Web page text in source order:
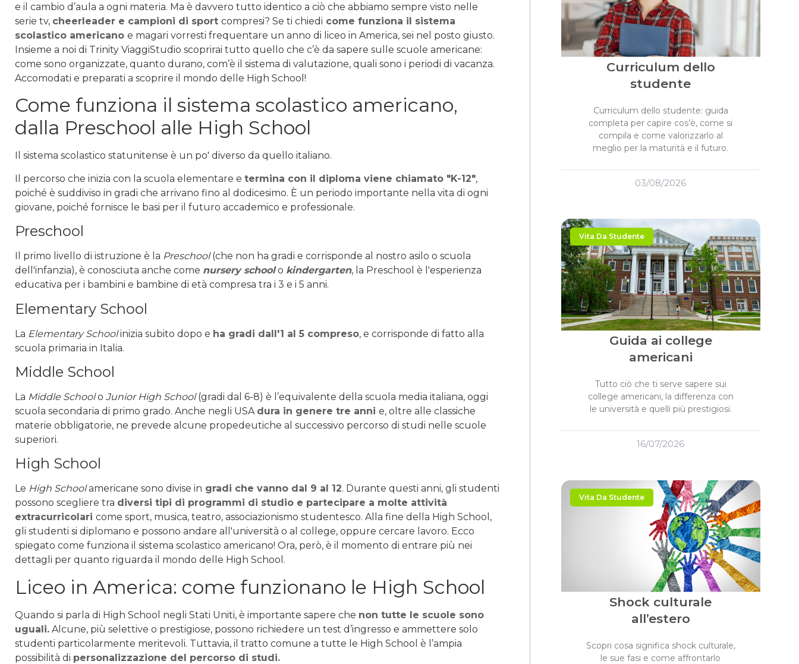
e il cambio d’aula a ogni materia. Ma è davvero tutto identico a ciò che abbiamo sempre visto nelle
serie tv, cheerleader e campioni di sport compresi? Se ti chiedi come funziona il sistema
scolastico americano e magari vorresti frequentare un anno di liceo in America, sei nel posto giusto.
Insieme a noi di Trinity ViaggiStudio scoprirai tutto quello che c’è da sapere sulle scuole americane:
come sono organizzate, quanto durano, com’è il sistema di valutazione, quali sono i periodi di vacanza.
Accomodati e preparati a scoprire il mondo delle High School!
Come funziona il sistema scolastico americano,
dalla Preschool alle High School
Il sistema scolastico statunitense è un po' diverso da quello italiano.
Il percorso che inizia con la scuola elementare e termina con il diploma viene chiamato "K-12",
poiché è suddiviso in gradi che arrivano fino al dodicesimo. È un periodo importante nella vita di ogni
giovane, poiché fornisce le basi per il futuro accademico e professionale.
Preschool
Il primo livello di istruzione è la Preschool(che non ha gradi e corrisponde al nostro asilo o scuola
dell'infanzia), è conosciuta anche come nursery schoolo kindergarten, la Preschool è l'esperienza
educativa per i bambini e bambine di età compresa tra i 3 e i 5 anni.
Elementary School
La Elementary Schoolinizia subito dopo e ha gradi dall'1 al 5 compreso, e corrisponde di fatto alla
scuola primaria in Italia.
Middle School
La Middle Schoolo Junior High School(gradi dal 6-8) è l’equivalente della scuola media italiana, oggi
scuola secondaria di primo grado. Anche negli USA dura in genere tre anni e, oltre alle classiche
materie obbligatorie, ne prevede alcune propedeutiche al successivo percorso di studi nelle scuole
superiori.
High School
Le High Schoolamericane sono divise in gradi che vanno dal 9 al 12. Durante questi anni, gli studenti
possono scegliere tra diversi tipi di programmi di studio e partecipare a molte attività
extracurricolari come sport, musica, teatro, associazionismo studentesco. Alla fine della High School,
gli studenti si diplomano e possono andare all'università o al college, oppure cercare lavoro. Ecco
spiegato come funziona il sistema scolastico americano! Ora, però, è il momento di entrare più nei
dettagli per quanto riguarda il mondo delle High School.
Liceo in America: come funzionano le High School
Quando si parla di High School negli Stati Uniti, è importante sapere che non tutte le scuole sono
uguali. Alcune, più selettive o prestigiose, possono richiedere un test d’ingresso e ammettere solo
studenti particolarmente meritevoli. Tuttavia, il tratto comune a tutte le High School è l’ampia
possibilità di personalizzazione del percorso di studi.
Curriculum dello
studente
Curriculum dello studente: guida
completa per capire cos’è, come si
compila e come valorizzarlo al
meglio per la maturità e il futuro.
03/08/2026
Vita Da Studente
Guida ai college
americani
Tutto ciò che ti serve sapere sui
college americani, la differenza con
le università e quelli più prestigiosi.
16/07/2026
Vita Da Studente
Shock culturale
all’estero
Scopri cosa significa shock culturale,
le sue fasi e come affrontarlo